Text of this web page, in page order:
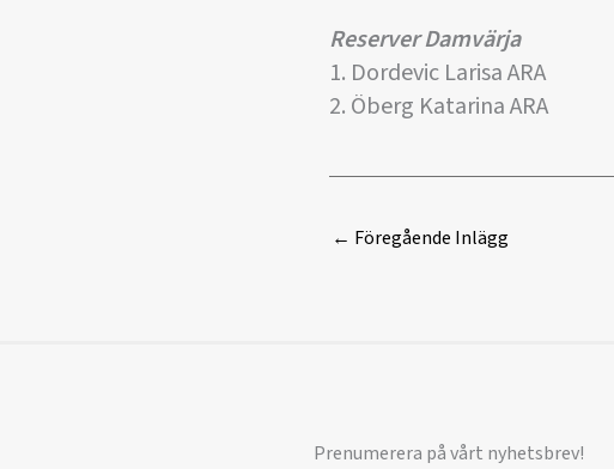
Reserver Damvärja
1. Dordevic Larisa ARA
2. Öberg Katarina ARA
← Föregående Inlägg
Prenumerera på vårt nyhetsbrev!